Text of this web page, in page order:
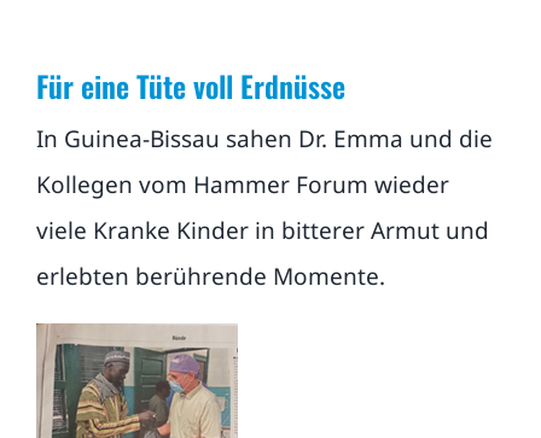
Über uns
Aktuelles
FAQ
Für eine Tüte voll Erdnüsse
In Guinea-Bissau sahen Dr. Emma und die
Kollegen vom Hammer Forum wieder
viele Kranke Kinder in bitterer Armut und
erlebten berührende Momente.